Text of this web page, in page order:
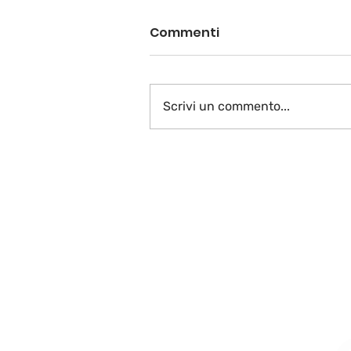
Commenti
Scrivi un commento...